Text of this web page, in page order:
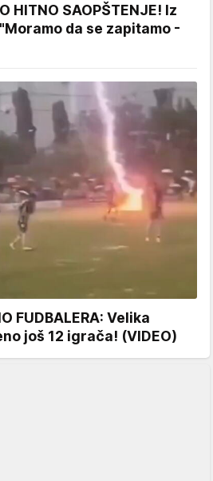
HITNO SAOPŠTENJE! Iz
da se zapitamo -
FUDBALERA: Velika
još 12 igrača! (VIDEO)